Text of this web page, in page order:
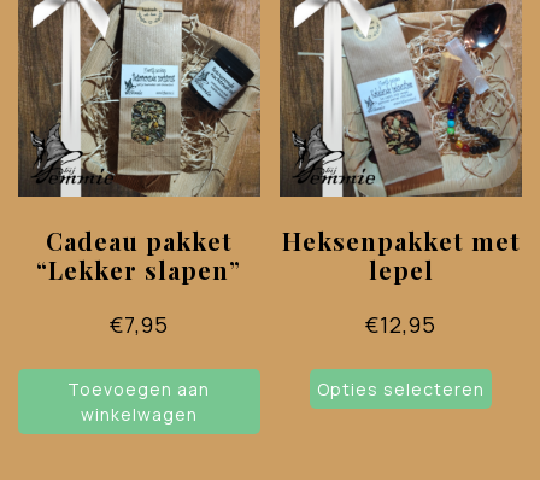
Cadeau pakket
“Lekker slapen”
€7,95
Toevoegen aan
winkelwagen
Heksenpakket met
lepel
€12,95
Opties selecteren